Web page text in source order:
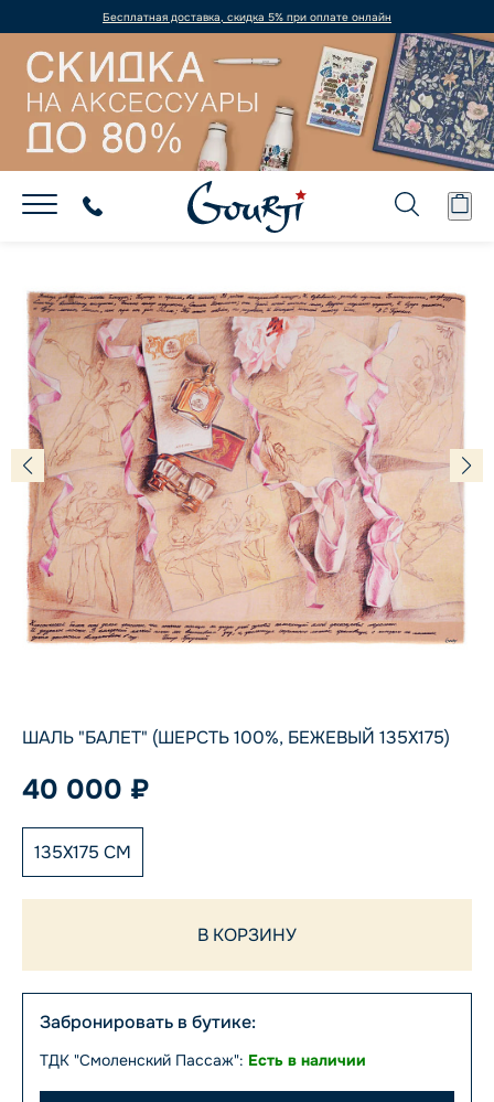
Бесплатная доставка, скидка 5% при оплате онлайн
ШАЛЬ "БАЛЕТ" (ШЕРСТЬ 100%, БЕЖЕВЫЙ 135Х175)
40 000 ₽
135X175 СМ
В КОРЗИНУ
Забронировать в бутике:
ТДК "Смоленский Пассаж": Есть в наличии